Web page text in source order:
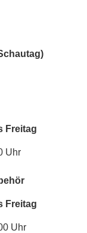
Freitag
Uhr
Freitag
Uhr